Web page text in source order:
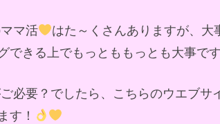
マ活
はた～くさんありますが、大
きる上でもっとももっとも大事です
必要？でしたら、こちらのウエブサ
す！